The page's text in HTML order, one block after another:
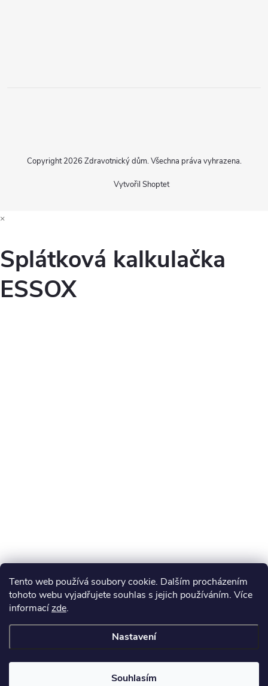
Tento web používá soubory cookie. Dalším procházením
tohoto webu vyjadřujete souhlas s jejich používáním. Více
informacízde.
Nastavení
Souhlasím
Vytvořil Shoptet
Copyright 2026 Zdravotnický dům. Všechna práva vyhrazena.
×
Splátková kalkulačka
ESSOX